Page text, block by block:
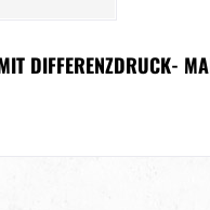
DIFFERENZDRUCK-